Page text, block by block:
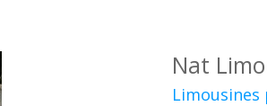
Nat
Limousines